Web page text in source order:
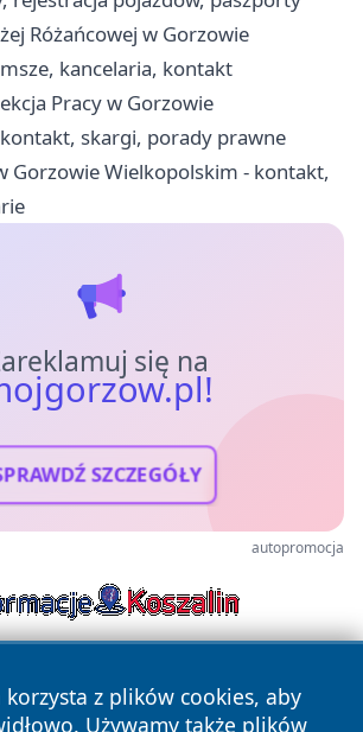
Różańcowej w Gorzowie
kancelaria, kontakt
Pracy w Gorzowie
skargi, porady prawne
Gorzowie Wielkopolskim - kontakt,
się na
SZCZEGÓŁY
autopromocja
korzysta z plików cookies, aby
Używamy także plików